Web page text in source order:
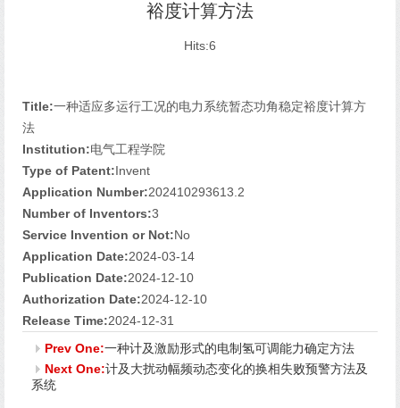
裕度计算方法
Hits:6
Title:一种适应多运行工况的电力系统暂态功角稳定裕度计算方
法
Institution:电气工程学院
Type of Patent:Invent
Application Number:202410293613.2
Number of Inventors:3
Service Invention or Not:No
Application Date:2024-03-14
Publication Date:2024-12-10
Authorization Date:2024-12-10
Release Time:2024-12-31
Prev One:一种计及激励形式的电制氢可调能力确定方法
Next One:计及大扰动幅频动态变化的换相失败预警方法及
系统